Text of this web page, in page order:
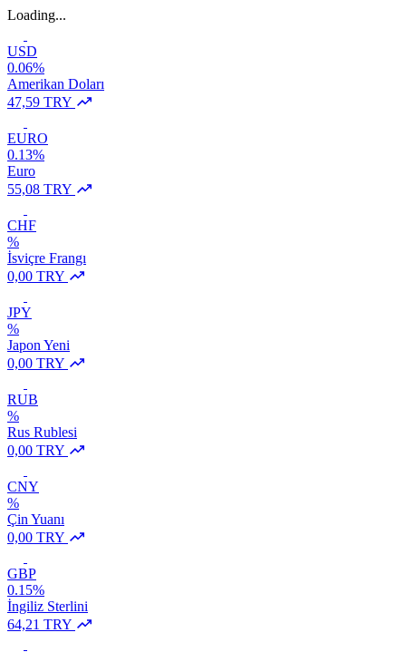
Loading...
USD
0.06%
Amerikan Doları
47,59 TRY
EURO
0.13%
Euro
55,08 TRY
CHF
%
İsviçre Frangı
0,00 TRY
JPY
%
Japon Yeni
0,00 TRY
RUB
%
Rus Rublesi
0,00 TRY
CNY
%
Çin Yuanı
0,00 TRY
GBP
0.15%
İngiliz Sterlini
64,21 TRY